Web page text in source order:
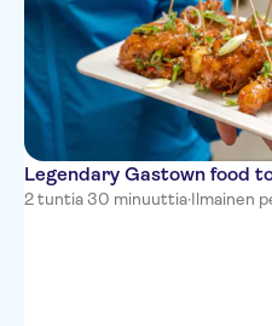
PRE CRUISE Blue
PRE CRUISE Hilton
Downtown
Hyatt Vancouver
Alberni
Legendary Gastown food
2 tuntia 30 minuuttia·Ilmainen